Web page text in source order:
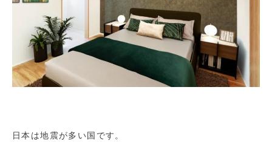
日本は地震が多い国です。